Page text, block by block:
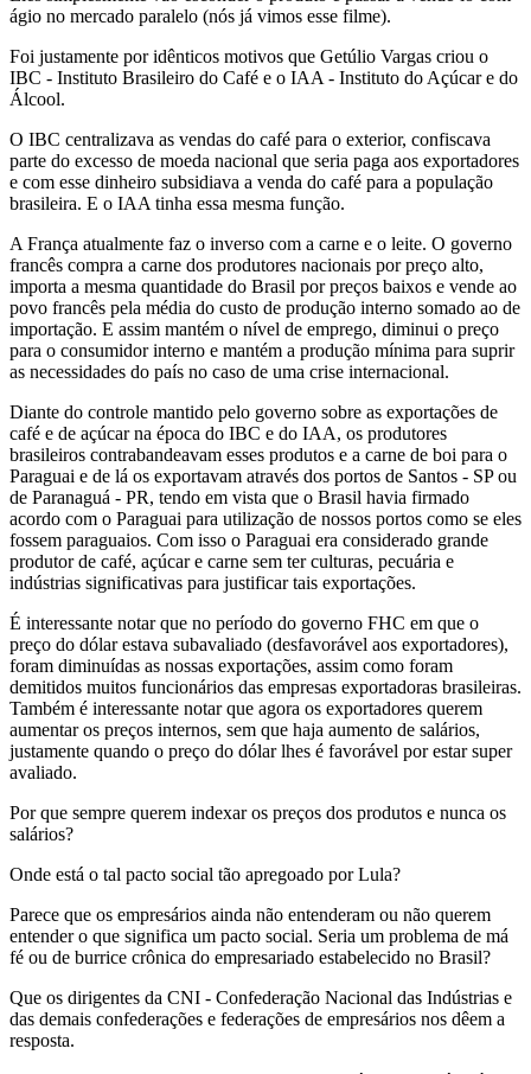
ágio no mercado paralelo (nós já vimos esse filme).
Foi justamente por idênticos motivos que Getúlio Vargas criou o
IBC - Instituto Brasileiro do Café e o IAA - Instituto do Açúcar e do
Álcool.
O IBC centralizava as vendas do café para o exterior, confiscava
parte do excesso de moeda nacional que seria paga aos exportadores
e com esse dinheiro subsidiava a venda do café para a população
brasileira. E o IAA tinha essa mesma função.
A França atualmente faz o inverso com a carne e o leite. O governo
francês compra a carne dos produtores nacionais por preço alto,
importa a mesma quantidade do Brasil por preços baixos e vende ao
povo francês pela média do custo de produção interno somado ao de
importação. E assim mantém o nível de emprego, diminui o preço
para o consumidor interno e mantém a produção mínima para suprir
as necessidades do país no caso de uma crise internacional.
Diante do controle mantido pelo governo sobre as exportações de
café e de açúcar na época do IBC e do IAA, os produtores
brasileiros contrabandeavam esses produtos e a carne de boi para o
Paraguai e de lá os exportavam através dos portos de Santos - SP ou
de Paranaguá - PR, tendo em vista que o Brasil havia firmado
acordo com o Paraguai para utilização de nossos portos como se eles
fossem paraguaios. Com isso o Paraguai era considerado grande
produtor de café, açúcar e carne sem ter culturas, pecuária e
indústrias significativas para justificar tais exportações.
É interessante notar que no período do governo FHC em que o
preço do dólar estava subavaliado (desfavorável aos exportadores),
foram diminuídas as nossas exportações, assim como foram
demitidos muitos funcionários das empresas exportadoras brasileiras.
Também é interessante notar que agora os exportadores querem
aumentar os preços internos, sem que haja aumento de salários,
justamente quando o preço do dólar lhes é favorável por estar super
avaliado.
Por que sempre querem indexar os preços dos produtos e nunca os
salários?
Onde está o tal pacto social tão apregoado por Lula?
Parece que os empresários ainda não entenderam ou não querem
entender o que significa um pacto social. Seria um problema de má
fé ou de burrice crônica do empresariado estabelecido no Brasil?
Que os dirigentes da CNI - Confederação Nacional das Indústrias e
das demais confederações e federações de empresários nos dêem a
resposta.